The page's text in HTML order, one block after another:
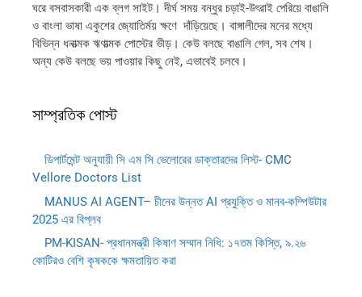
ঘরে বসবাসকারী এক ব্লগ সাইট। দীর্ঘ সময় বন্ধুর চড়াই-উৎরাই পেরিয়ে বাঙালি
ও বাংলা ভাষা একুশের জ্যোতির্ময় ক্ষণে দাঁড়িয়েছে। বাঙ্গালীদের মনের মধ্যে
বিভিন্ন ধনাত্মক ঋণাত্মক পোস্টের ভীড়। কেউ বলছে বাঙালি গেল, সব শেষ।
অন্য কেউ বলছে ভয় পাওয়ার কিছু নেই, এভাবেই চলবে।
সাম্প্রতিক পোস্ট
ডিপার্টমেন্ট অনুযায়ী সি এম সি ভেলোরের ডাক্তারদের লিস্ট- CMC
Vellore Doctors List
MANUS AI AGENT– চীনের উন্নত AI প্রযুক্তি ও মানব-কম্পিউটার
2025 এর বিপ্লব
PM-KISAN- প্রধানমন্ত্রী কিষাণ সম্মান নিধি: ১৭তম কিস্তি, ৯.২৬
কোটিরও বেশি কৃষককে ক্ষমতায়িত করা